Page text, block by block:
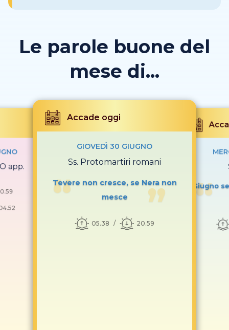
Le parole buone del
mese di...
app.
Accade oggi
GIOVEDÌ 30 GIUGNO
Ss. Protomartiri romani
Tevere non cresce, se Nera non
mesce
05.38 20.59
Giugno